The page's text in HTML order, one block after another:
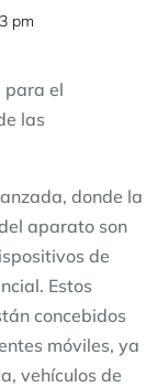
pm
para el
las
donde la
aparato son
de
Estos
concebidos
móviles, ya
vehículos de